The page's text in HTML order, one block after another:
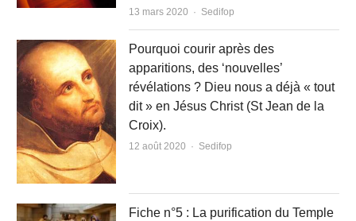
13 mars 2020 Author
Sedifop
Pourquoi courir après des
apparitions, des ‘nouvelles’
révélations ? Dieu nous a déjà « tout
dit » en Jésus Christ (St Jean de la
Croix).
12 août 2020 Author
Sedifop
Fiche n°5 : La purification du Temple